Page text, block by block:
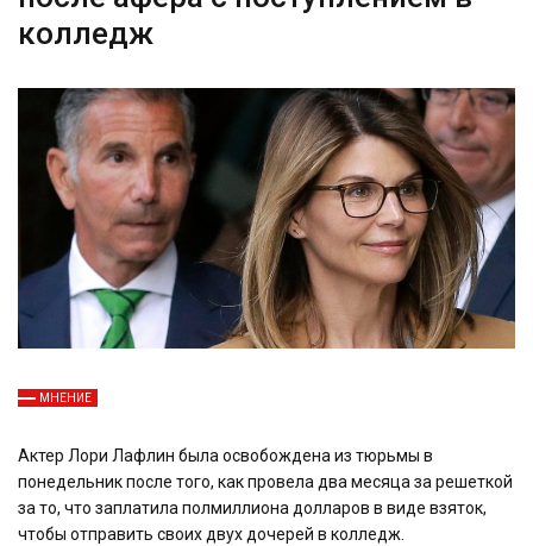
колледж
МНЕНИЕ
Актер Лори Лафлин была освобождена из тюрьмы в
понедельник после того, как провела два месяца за решеткой
за то, что заплатила полмиллиона долларов в виде взяток,
чтобы отправить своих двух дочерей в колледж.